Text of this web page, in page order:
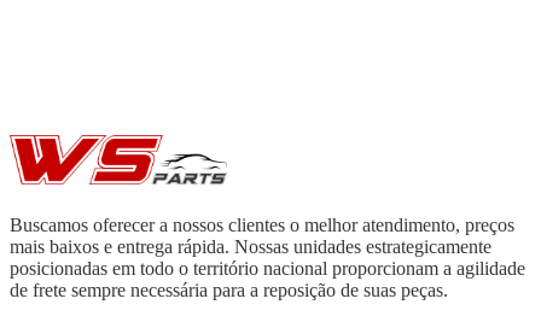
Buscamos oferecer a nossos clientes o melhor atendimento, preços
mais baixos e entrega rápida. Nossas unidades estrategicamente
posicionadas em todo o território nacional proporcionam a agilidade
de frete sempre necessária para a reposição de suas peças.